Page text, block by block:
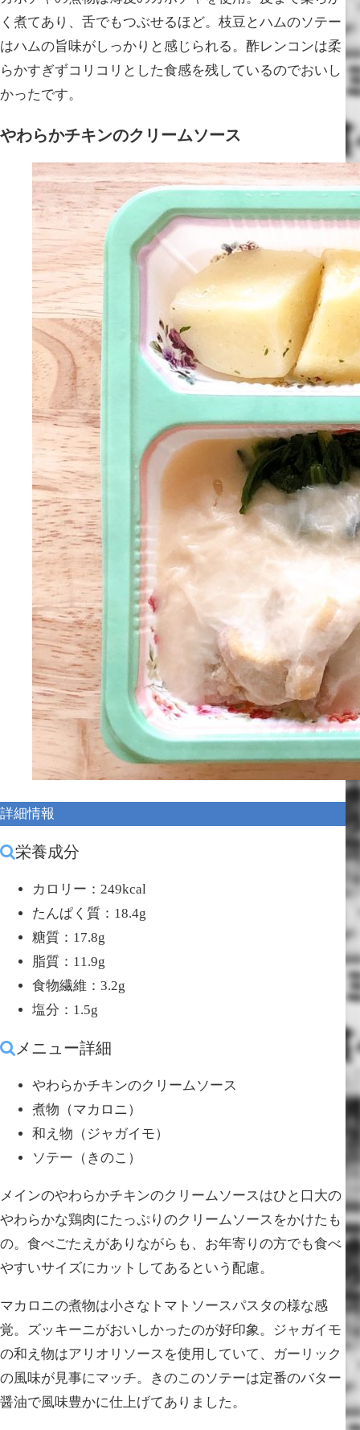
く煮てあり、舌でもつぶせるほど。枝豆とハムのソテー
はハムの旨味がしっかりと感じられる。酢レンコンは柔
らかすぎずコリコリとした食感を残しているのでおいし
かったです。
やわらかチキンのクリームソース
詳細情報
栄養成分
カロリー：249kcal
たんぱく質：18.4g
糖質：17.8g
脂質：11.9g
食物繊維：3.2g
塩分：1.5g
メニュー詳細
やわらかチキンのクリームソース
煮物（マカロニ）
和え物（ジャガイモ）
ソテー（きのこ）
メインのやわらかチキンのクリームソースはひと口大の
やわらかな鶏肉にたっぷりのクリームソースをかけたも
の。食べごたえがありながらも、お年寄りの方でも食べ
やすいサイズにカットしてあるという配慮。
マカロニの煮物は小さなトマトソースパスタの様な感
覚。ズッキーニがおいしかったのが好印象。ジャガイモ
の和え物はアリオリソースを使用していて、ガーリック
の風味が見事にマッチ。きのこのソテーは定番のバター
醤油で風味豊かに仕上げてありました。